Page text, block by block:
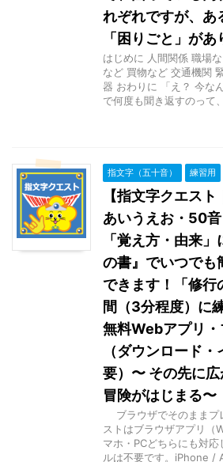
れぞれですが、あ
「困りごと」があ
はじめに 人間関係 職場
など 買物など 交通機関
器 おわりに 「え？ 今な
で何度も聞き返すのって
指文字（五十音） 練習用
【指文字クエス
あいうえお・50音
「覚え方・由来
の書』でいつでも
できます！「修行
間（3分程度）に
無料Webアプリ
（ダウンロード
要）〜 その先に
冒険がはじまる〜
ブラウザでそのままプ
ストはブラウザアプリ（
マホ・PCどちらにも対
ルは不要です。iPhone /